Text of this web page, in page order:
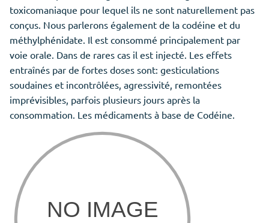
toxicomaniaque pour lequel ils ne sont naturellement pas
conçus. Nous parlerons également de la codéine et du
méthylphénidate. Il est consommé principalement par
voie orale. Dans de rares cas il est injecté. Les effets
entraînés par de fortes doses sont: gesticulations
soudaines et incontrôlées, agressivité, remontées
imprévisibles, parfois plusieurs jours après la
consommation. Les médicaments à base de Codéine.